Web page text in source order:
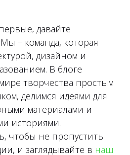
давайте
Мы – команда, которая
дизайном и
В блоге
творчества простым
делимся идеями для
материалами и
историями.
чтобы не пропустить
и заглядывайте в наш